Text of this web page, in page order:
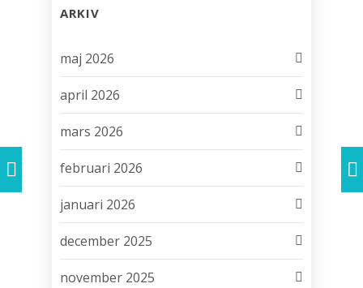
ARKIV
maj 2026
april 2026
mars 2026
februari 2026
januari 2026
december 2025
november 2025